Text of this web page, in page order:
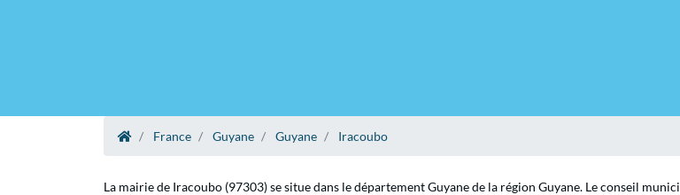
France Guyane Guyane Iracoubo
La mairie de Iracoubo (97303) se situe dans le département Guyane de la région Guyane. Le conseil